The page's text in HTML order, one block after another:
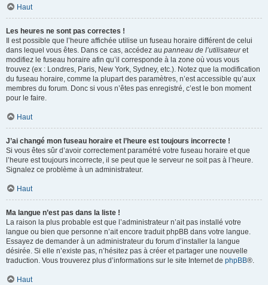
Haut
Les heures ne sont pas correctes !
Il est possible que l’heure affichée utilise un fuseau horaire différent de celui
dans lequel vous êtes. Dans ce cas, accédez au panneau de l’utilisateuret
modifiez le fuseau horaire afin qu’il corresponde à la zone où vous vous
trouvez (ex : Londres, Paris, New York, Sydney, etc.). Notez que la modification
du fuseau horaire, comme la plupart des paramètres, n’est accessible qu’aux
membres du forum. Donc si vous n’êtes pas enregistré, c’est le bon moment
pour le faire.
Haut
J’ai changé mon fuseau horaire et l’heure est toujours incorrecte !
Si vous êtes sûr d’avoir correctement paramétré votre fuseau horaire et que
l’heure est toujours incorrecte, il se peut que le serveur ne soit pas à l’heure.
Signalez ce problème à un administrateur.
Haut
Ma langue n’est pas dans la liste !
La raison la plus probable est que l’administrateur n’ait pas installé votre
langue ou bien que personne n’ait encore traduit phpBB dans votre langue.
Essayez de demander à un administrateur du forum d’installer la langue
désirée. Si elle n’existe pas, n’hésitez pas à créer et partager une nouvelle
traduction. Vous trouverez plus d’informations sur le site Internet de phpBB®.
Haut